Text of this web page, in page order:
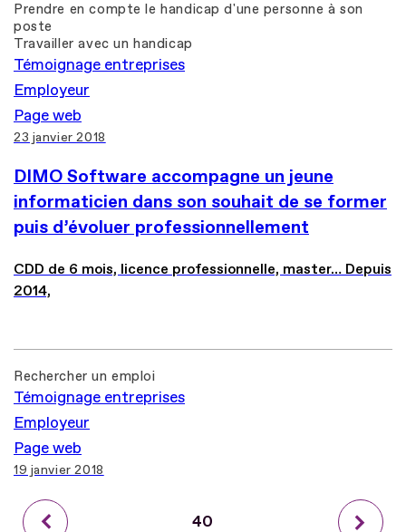
Prendre en compte le handicap d'une personne à son
poste
Travailler avec un handicap
Témoignage entreprises
Employeur
Page web
23 janvier 2018
DIMO Software accompagne un jeune
informaticien dans son souhait de se former
puis d’évoluer professionnellement
CDD de 6 mois, licence professionnelle, master… Depuis
2014,
Rechercher un emploi
Témoignage entreprises
Employeur
Page web
19 janvier 2018
Précédent Page
40